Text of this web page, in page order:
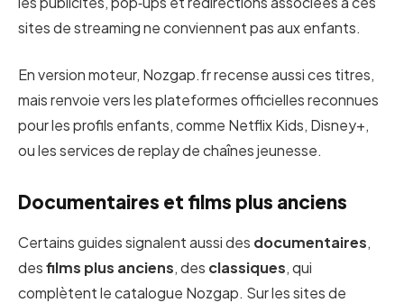
sites de streaming ne conviennent pas aux enfants.
En version moteur, Nozgap.fr recense aussi ces titres,
mais renvoie vers les plateformes officielles reconnues
pour les profils enfants, comme Netflix Kids, Disney+,
ou les services de replay de chaînes jeunesse.​
Documentaires et films plus anciens
Certains guides signalent aussi des documentaires,
desfilms plus anciens, des classiques, qui
complètent le catalogue Nozgap. Sur les sites de